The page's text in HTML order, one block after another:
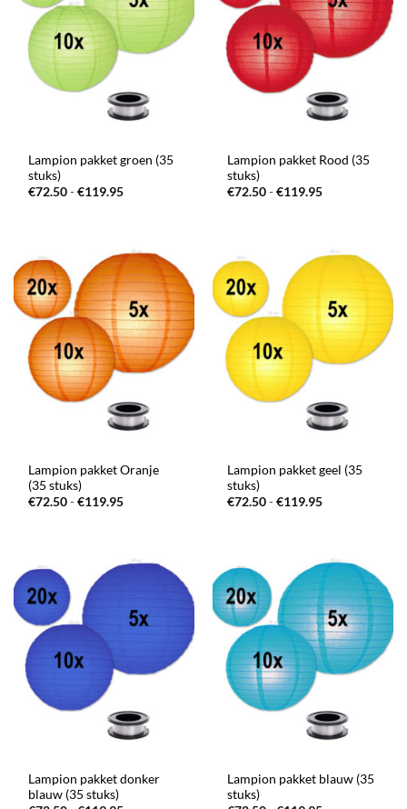
Lampion pakket groen (35
stuks)
€72.50-€119.95Prijsklasse:
Lampion pakket Rood (35
stuks)
€72.50-€119.95Prijsklasse:
Lampion pakket Oranje
(35 stuks)
€72.50-€119.95Prijsklasse:
Lampion pakket geel (35
stuks)
€72.50-€119.95Prijsklasse:
Lampion pakket donker
blauw (35 stuks)
Lampion pakket blauw (35
stuks)